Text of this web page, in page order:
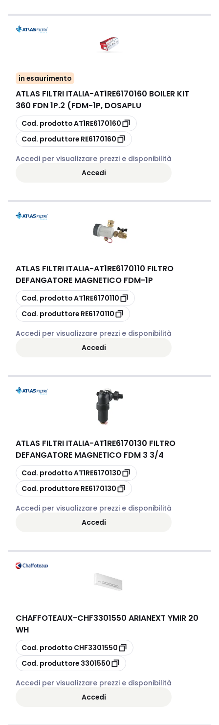
in esaurimento
ATLAS FILTRI ITALIA-AT1RE6170160 BOILER KIT
360 FDN 1P.2 (FDM-1P, DOSAPLU
copia
Cod. prodottoAT1RE6170160
copia
Cod. produttore RE6170160
Accedi per visualizzare prezzi e disponibilità
Accedi
ATLAS FILTRI ITALIA-AT1RE6170110 FILTRO
DEFANGATORE MAGNETICO FDM-1P
copia
Cod. prodottoAT1RE6170110
copia
Cod. produttore RE6170110
Accedi per visualizzare prezzi e disponibilità
Accedi
ATLAS FILTRI ITALIA-AT1RE6170130 FILTRO
DEFANGATORE MAGNETICO FDM 3 3/4
copia
Cod. prodottoAT1RE6170130
copia
Cod. produttore RE6170130
Accedi per visualizzare prezzi e disponibilità
Accedi
CHAFFOTEAUX-CHF3301550 ARIANEXT YMIR 20
WH
copia
Cod. prodotto CHF3301550
copia
Cod. produttore 3301550
Accedi per visualizzare prezzi e disponibilità
Accedi